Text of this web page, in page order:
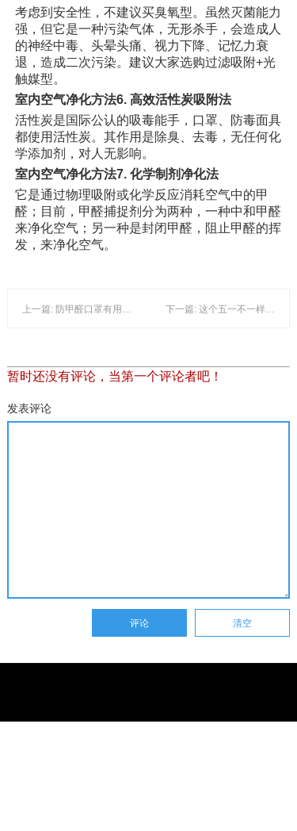
考虑到安全性，不建议买臭氧型。虽然灭菌能力
强，但它是一种污染气体，无形杀手，会造成人
的神经中毒、头晕头痛、视力下降、记忆力衰
退，造成二次污染。建议大家选购过滤吸附+光
触媒型。
室内空气净化方法6. 高效活性炭吸附法
活性炭是国际公认的吸毒能手，口罩、防毒面具
都使用活性炭。其作用是除臭、去毒，无任何化
学添加剂，对人无影响。
室内空气净化方法7. 化学制剂净化法
它是通过物理吸附或化学反应消耗空气中的甲
醛；目前，甲醛捕捉剂分为两种，一种中和甲醛
来净化空气；另一种是封闭甲醛，阻止甲醛的挥
发，来净化空气。
上一篇: 防甲醛口罩有用吗 活性炭口罩有什么作用 下一篇: 这个五一不一样，我们去四川山间赏花
暂时还没有评论，当第一个评论者吧！
发表评论